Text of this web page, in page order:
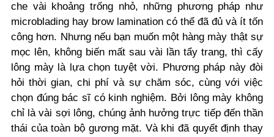
che vài khoảng trống nhỏ, những phương pháp như
microblading hay brow lamination có thể đã đủ và ít tốn
công hơn. Nhưng nếu bạn muốn một hàng mày thật sự
mọc lên, không biến mất sau vài lần tẩy trang, thì cấy
lông mày là lựa chọn tuyệt vời. Phương pháp này đòi
hỏi thời gian, chi phí và sự chăm sóc, cùng với việc
chọn đúng bác sĩ có kinh nghiệm. Bởi lông mày không
chỉ là vài sợi lông, chúng ảnh hưởng trực tiếp đến thần
thái của toàn bộ gương mặt. Và khi đã quyết định thay